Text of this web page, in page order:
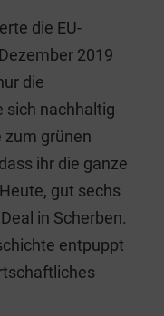
l
tt
er
die EU-
2019
die
sich nachhaltig
zum grünen
ihr die ganze
gut sechs
in Scherben.
entpuppt